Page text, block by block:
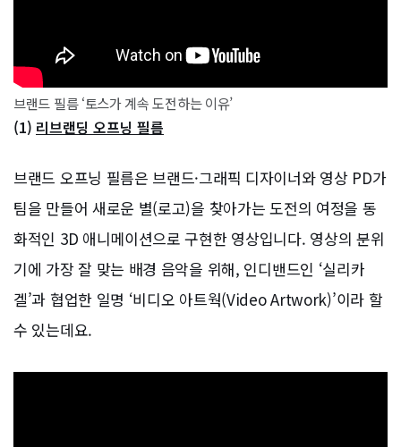
브랜드 필름 ‘토스가 계속 도전하는 이유’
(1) 리브랜딩 오프닝 필름
브랜드 오프닝 필름은 브랜드·그래픽 디자이너와 영상 PD가
팀을 만들어 새로운 별(로고)을 찾아가는 도전의 여정을 동
화적인 3D 애니메이션으로 구현한 영상입니다. 영상의 분위
기에 가장 잘 맞는 배경 음악을 위해, 인디밴드인 ‘실리카
겔’과 협업한 일명 ‘비디오 아트웍(Video Artwork)’이라 할
수 있는데요.